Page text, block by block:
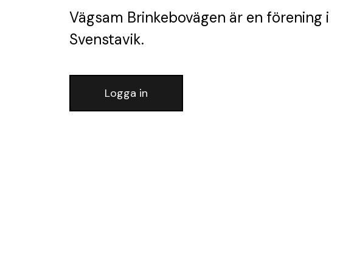
Vägsam Brinkebovägen är en förening i
Svenstavik.
Logga in